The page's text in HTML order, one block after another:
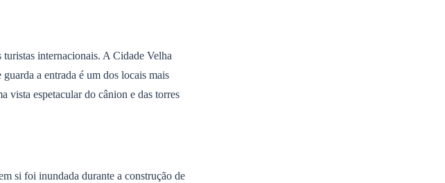
internacionais. A Cidade Velha
a entrada é um dos locais mais
vista espetacular do cânion e das torres
si foi inundada durante a construção de